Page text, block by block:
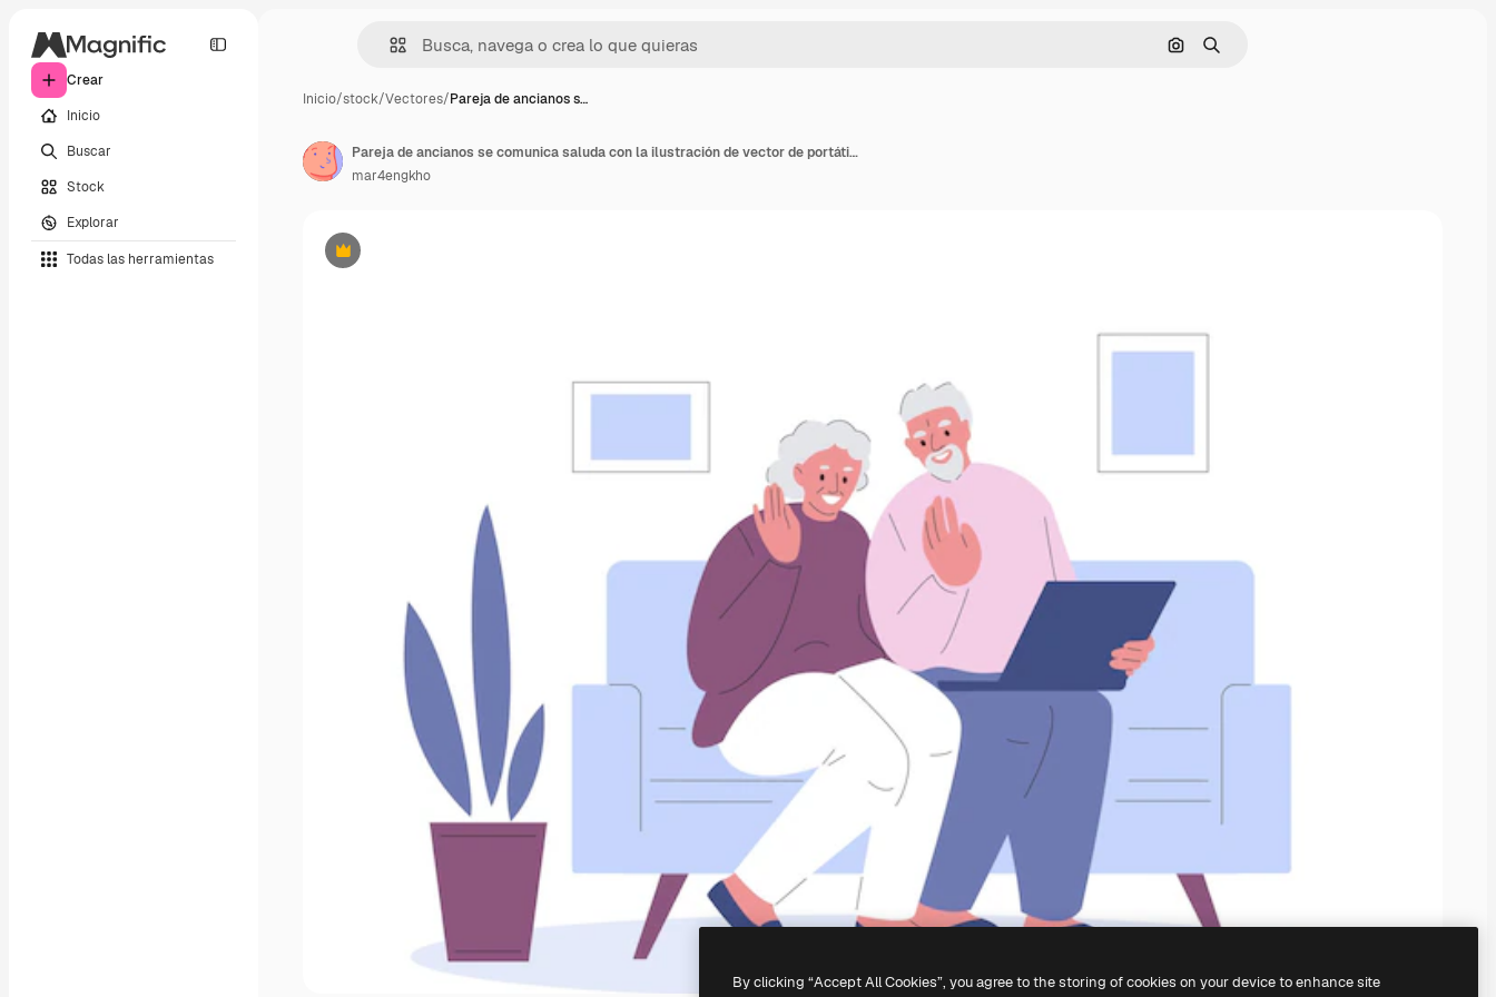
Crear
Inicio
Buscar
Stock
Explorar
Todas las herramientas
Buscar por imagen
Buscar
Inicio/stock/Vectores/Pareja de ancianos s…
Premium
Pareja de ancianos se comunica saluda con la ilustración de vector de portátil en plano
mar4engkho
By clicking “Accept All Cookies”, you agree to the storing of cookies on your device to enhance site